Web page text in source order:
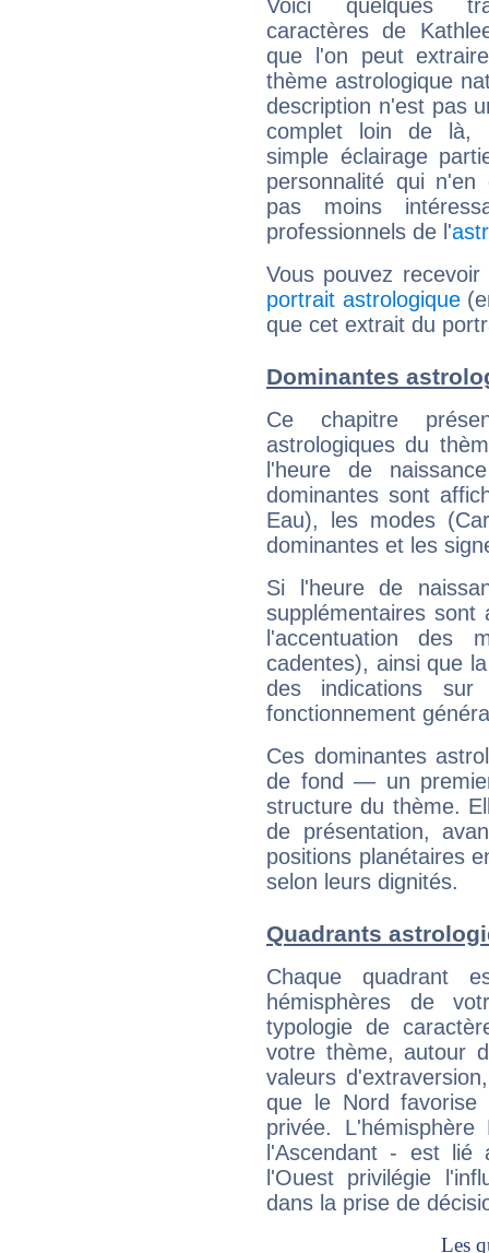
Voici quelques
caractères de
que l'on peut
thème astrologique
description n'est pas
complet loin de là,
simple éclairage
personnalité qui n'en
pas moins
professionnels de l'
Vous pouvez
portrait astrologique
que cet extrait du
Dominantes
Ce chapitre
astrologiques du
l'heure de
dominantes sont
Eau), les modes
dominantes et les
Si l'heure de
supplémentaires sont
l'accentuation des
cadentes), ainsi que
des indications sur
fonctionnement
Ces dominantes
de fond — un
structure du thème.
de présentation,
positions planétaires
selon leurs dignités.
Quadrants
Chaque quadrant
hémisphères de
typologie de
votre thème, autour
valeurs
que le Nord favorise
privée.
l'Ascendant - est
l'Ouest privilégie
dans la prise de